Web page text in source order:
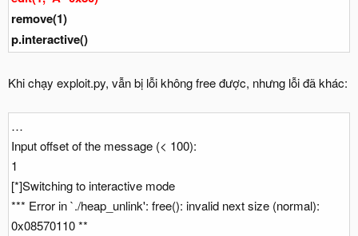
remove(1)
p.interactive()
Khi chạy exploit.py, vẫn bị lỗi không free được, nhưng lỗi đã khác:
…
Input offset of the message (< 100):
1
[*]Switching to interactive mode
*** Error in `./heap_unlink': free(): invalid next size (normal):
0x08570110 **